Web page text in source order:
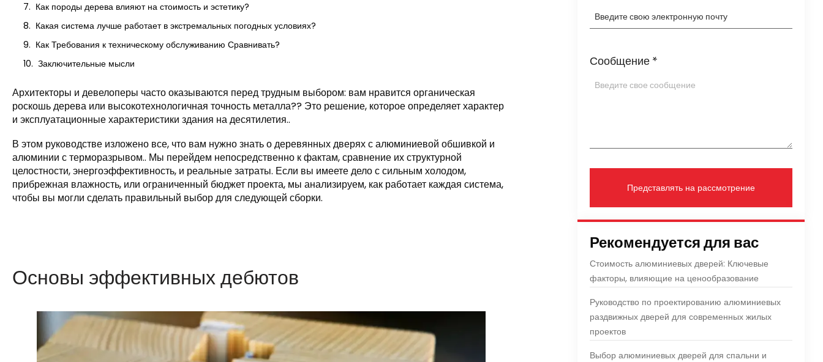
Как породы дерева влияют на стоимость и эстетику?
Какая система лучше работает в экстремальных погодных условиях?
Как Требования к техническому обслуживанию Сравнивать?
Заключительные мысли
Архитекторы и девелоперы часто оказываются перед трудным выбором: вам нравится органическая
роскошь дерева или высокотехнологичная точность металла?? Это решение, которое определяет характер
и эксплуатационные характеристики здания на десятилетия..
В этом руководстве изложено все, что вам нужно знать о деревянных дверях с алюминиевой обшивкой и
алюминии с терморазрывом.. Мы перейдем непосредственно к фактам, сравнение их структурной
целостности, энергоэффективность, и реальные затраты. Если вы имеете дело с сильным холодом,
прибрежная влажность, или ограниченный бюджет проекта, мы анализируем, как работает каждая система,
чтобы вы могли сделать правильный выбор для следующей сборки.
Основы эффективных дебютов
Сообщение *
Представлять на рассмотрение
Рекомендуется для вас
Стоимость алюминиевых дверей: Ключевые
факторы, влияющие на ценообразование
Руководство по проектированию алюминиевых
раздвижных дверей для современных жилых
проектов
Выбор алюминиевых дверей для спальни и